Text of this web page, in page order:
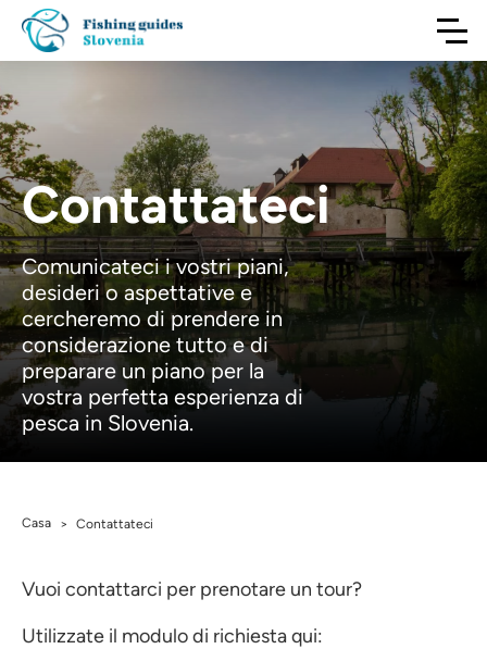
Contattateci
Comunicateci i vostri piani,
desideri o aspettative e
cercheremo di prendere in
considerazione tutto e di
preparare un piano per la
vostra perfetta esperienza di
pesca in Slovenia.
Casa > Contattateci
Vuoi contattarci per prenotare un tour?
Utilizzate il modulo di richiesta qui: